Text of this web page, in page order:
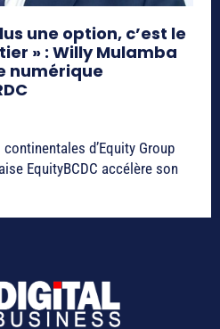
une option, c’est le
» : Willy Mulamba
numérique
d’Equity Group
EquityBCDC accélère son